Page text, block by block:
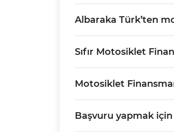
Albaraka Türk’ten
Sıfır Motosiklet
Motosiklet
Başvuru yapmak